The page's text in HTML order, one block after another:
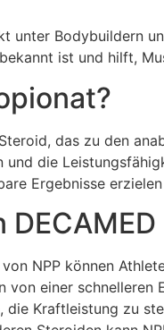
unter Bodybuildern
ist und hilft,
das zu den
die
Ergebnisse
NPP können
von einer schnelleren
die Kraftleistung zu